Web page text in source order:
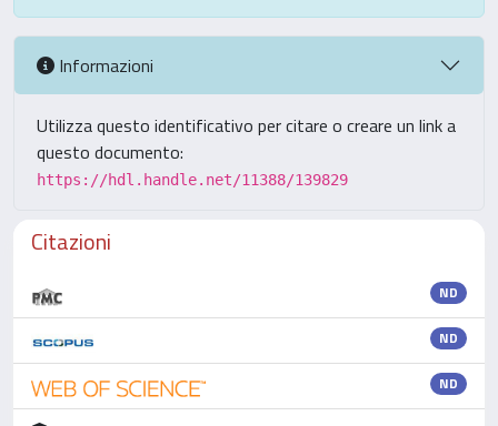
Informazioni
Utilizza questo identificativo per citare o creare un link a
questo documento:
https://hdl.handle.net/11388/139829
Citazioni
ND
ND
ND